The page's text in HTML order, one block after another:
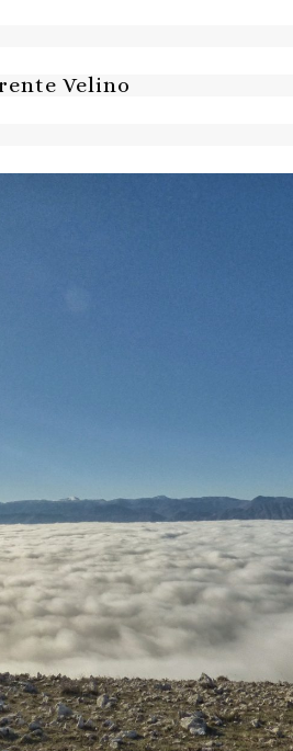
Velino